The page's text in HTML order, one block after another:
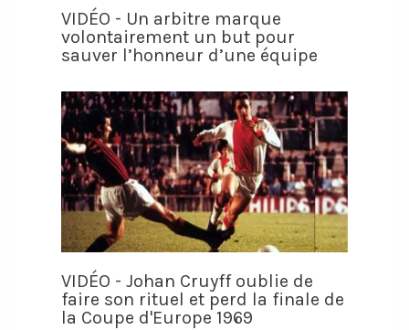
VIDÉO - Un arbitre marque
volontairement un but pour
sauver l’honneur d’une équipe
VIDÉO - Johan Cruyff oublie de
faire son rituel et perd la finale de
la Coupe d'Europe 1969